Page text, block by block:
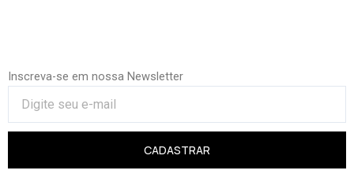
Inscreva-se em nossa Newsletter
CADASTRAR